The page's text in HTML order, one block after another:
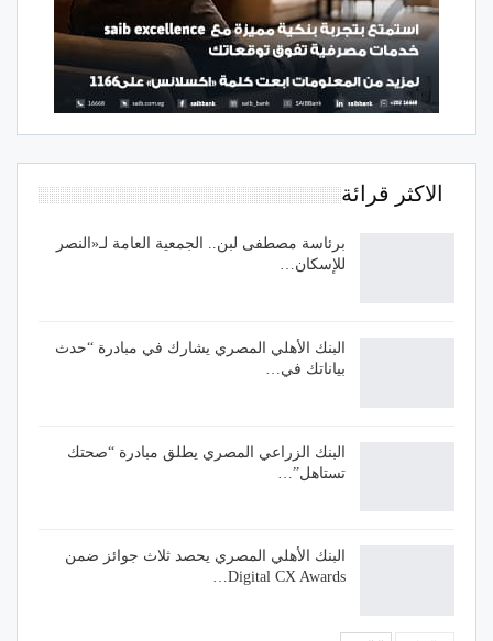
الاكثر قرائة
برئاسة مصطفى لبن.. الجمعية العامة لـ«النصر
للإسكان…
البنك الأهلي المصري يشارك في مبادرة “حدث
بياناتك في…
البنك الزراعي المصري يطلق مبادرة “صحتك
تستاهل”…
البنك الأهلي المصري يحصد ثلاث جوائز ضمن
Digital CX Awards…